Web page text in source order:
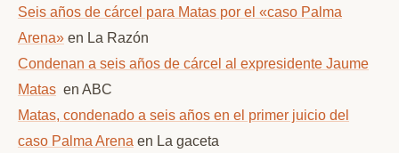
Seis años de cárcel para Matas por el «caso Palma
Arena» en La Razón
Condenan a seis años de cárcel al expresidente Jaume
Matas en ABC
Matas, condenado a seis años en el primer juicio del
caso Palma Arena en La gaceta